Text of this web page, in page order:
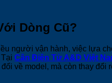
Dòng Cũ?
người vận hành, việc lựa
Cân Điện Tử A&D Việt
về model, mà còn thay